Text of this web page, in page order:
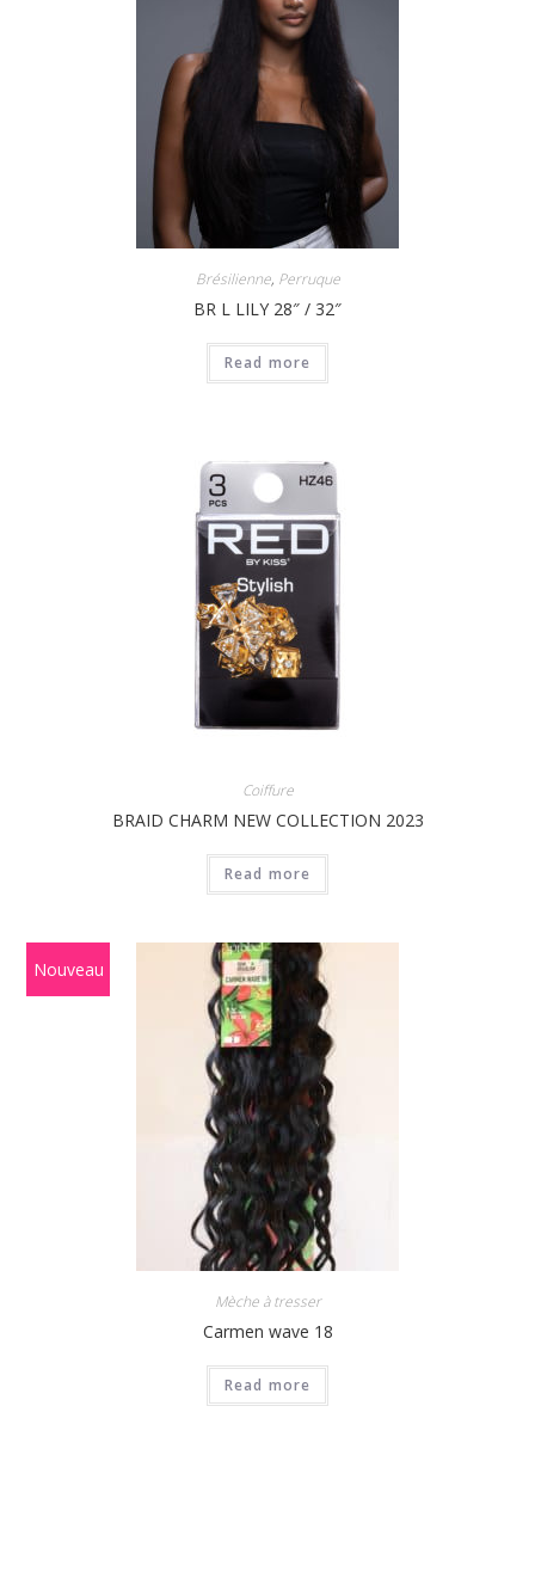
Brésilienne, Perruque
BR L LILY 28″ / 32″
Read more
Coiffure
BRAID CHARM NEW COLLECTION 2023
Read more
Nouveau
Mèche à tresser
Carmen wave 18
Read more